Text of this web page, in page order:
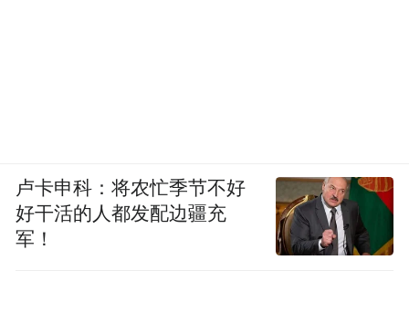
卢卡申科：将农忙季节不好
好干活的人都发配边疆充
军！